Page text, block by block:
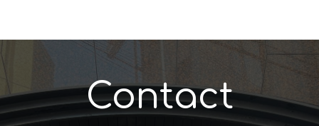
Contact